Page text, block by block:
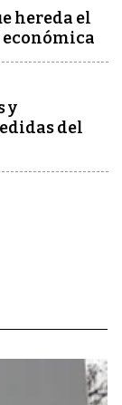
hereda el
y
del